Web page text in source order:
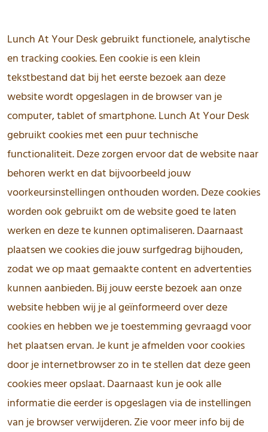
Lunch At Your Desk gebruikt functionele, analytische
en tracking cookies. Een cookie is een klein
tekstbestand dat bij het eerste bezoek aan deze
website wordt opgeslagen in de browser van je
computer, tablet of smartphone. Lunch At Your Desk
gebruikt cookies met een puur technische
functionaliteit. Deze zorgen ervoor dat de website naar
behoren werkt en dat bijvoorbeeld jouw
voorkeursinstellingen onthouden worden. Deze cookies
worden ook gebruikt om de website goed te laten
werken en deze te kunnen optimaliseren. Daarnaast
plaatsen we cookies die jouw surfgedrag bijhouden,
zodat we op maat gemaakte content en advertenties
kunnen aanbieden. Bij jouw eerste bezoek aan onze
website hebben wij je al geïnformeerd over deze
cookies en hebben we je toestemming gevraagd voor
het plaatsen ervan. Je kunt je afmelden voor cookies
door je internetbrowser zo in te stellen dat deze geen
cookies meer opslaat. Daarnaast kun je ook alle
informatie die eerder is opgeslagen via de instellingen
van je browser verwijderen. Zie voor meer info bij de